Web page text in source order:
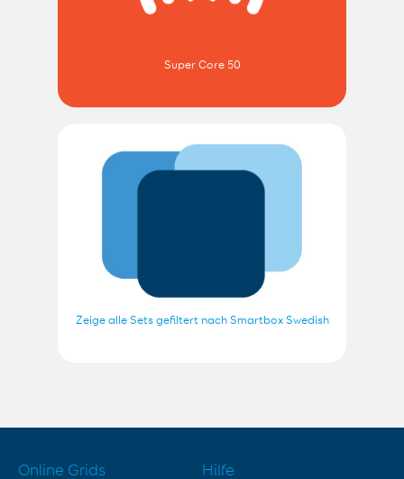
Super Core 50
Zeige alle Sets gefiltert nach Smartbox Swedish
Online Grids Hilfe